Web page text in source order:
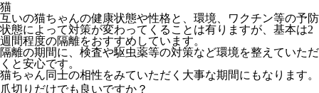
猫
互いの猫ちゃんの健康状態や性格と、環境、ワクチン等の予防
状態によって対策が変わってくることは有りますが、基本は2
週間程度の隔離をおすすめしています。
隔離の期間に、検査や駆虫薬等の対策など環境を整えていただ
くと安心です。
猫ちゃん同士の相性をみていただく大事な期間にもなります。
爪切りだけでも良いですか？